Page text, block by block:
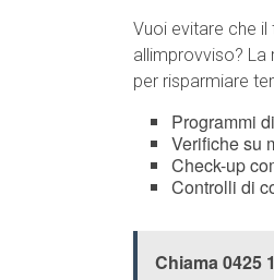
Vuoi evitare che
allimprovviso?
per risparmiare
Programmi
Verifiche su
Check-up
Controlli di
Chiama 0425